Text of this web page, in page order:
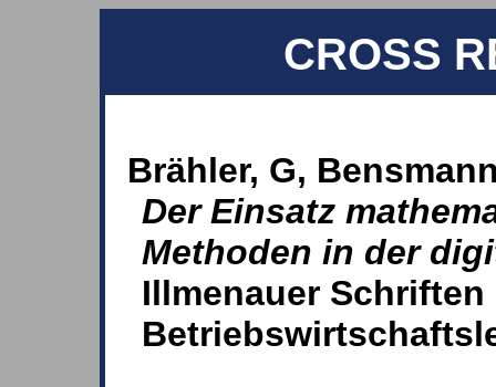
CROSS
Brähler, G,
Der Einsatz
Methoden in der
Illmenauer Schriften